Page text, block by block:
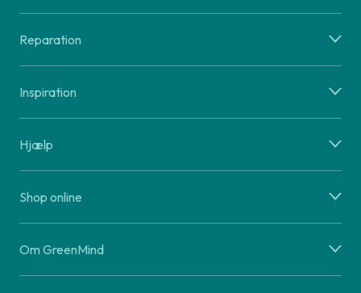
Reparation
Inspiration
Hjælp
Shop online
Om GreenMind